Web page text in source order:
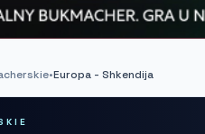
•Europa - Shkendija